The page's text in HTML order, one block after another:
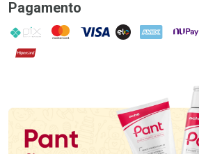
Pagamento
PIX MasterCard
VISA ELO AMEX NuPay
Hipercard
Promoção em Destaque